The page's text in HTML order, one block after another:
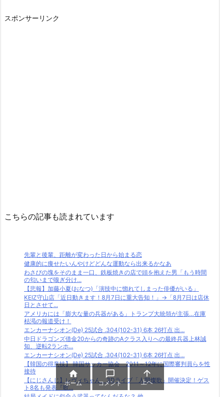
スポンサーリンク
こちらの記事も読まれています
先輩と後輩、距離が変わった日から始まる恋
健康的に痩せたいんやけどどんな運動なら出来るかなあ
わさびの塊をそのまま一口、鉄板焼きの店で頭を抱えた男「もう時間
の匂いまで嗅ぎ分け...
【悲報】加藤小夏(おなつ)「演技中に惚れてしまった俳優がいる」
KEIZ守山店「近日動きます！8月7日に重大告知！」→「8月7日は店休
日とさせて...
アメリカには「膨大な量の兵器がある」トランプ大統領が主張…在庫
枯渇の報道受け！
エンカーナシオン(De) 25試合 .304(102-31) 6本 26打点 出...
中日ドラゴンズ借金20からの奇跡のAクラス入りへの最終兵器上林誠
知、逆転2ランホ...
エンカーナシオン(De) 25試合 .304(102-31) 6本 26打点 出...
【韓国の得意技】 韓国サッカー協会 2011～12年に国際審判員らを性
接待
【にじさんじ】レヴィちゃん、3Dライブ「人間燦歌」開催決定！ゲス
ト8名も発表『歌...

ホーム

コメント

上へ